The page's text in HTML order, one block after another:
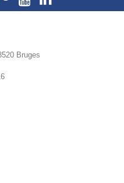
Bruges